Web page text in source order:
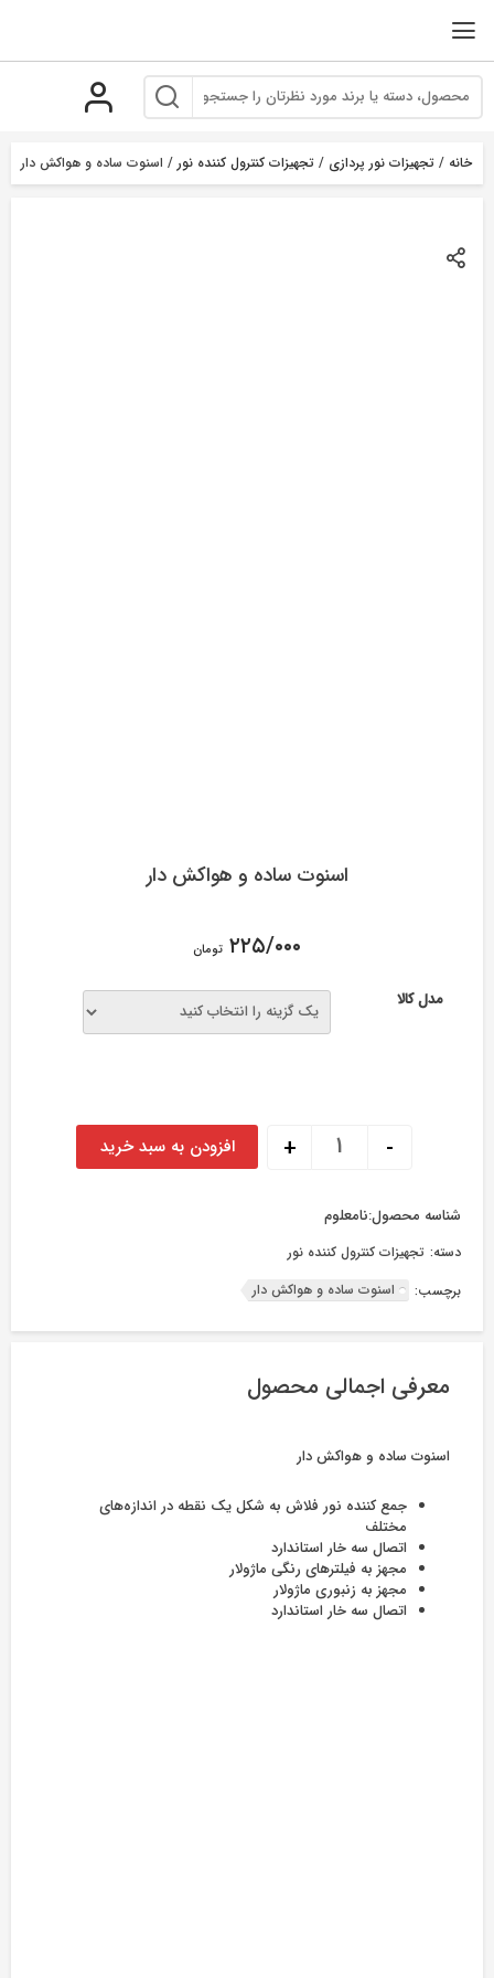
خانه / تجهیزات نور پردازی / تجهیزات کنترول کننده نور / اسنوت ساده و هواکش دار
اسنوت ساده و هواکش دار
۲۲۵/۰۰۰ تومان
مدل کالا
اسنوت ساده و هواکش دار عدد
-
+ افزودن به سبد خرید
شناسه محصول:نامعلوم
دسته: تجهیزات کنترول کننده نور
برچسب:
اسنوت ساده و هواکش دار
معرفی اجمالی محصول
اسنوت ساده و هواکش دار
جمع کننده نور فلاش به شکل یک نقطه در اندازه‌های
مختلف
اتصال سه خار استاندارد
مجهز به فیلترهای رنگی ماژولار
مجهز به زنبوری ماژولار
اتصال سه خار استاندارد